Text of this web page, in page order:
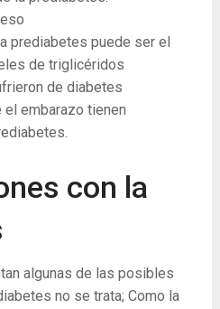
prediabetes puede ser el
de triglicéridos
de diabetes
embarazo tienen
con la
algunas de las posibles
no se trata; Como la